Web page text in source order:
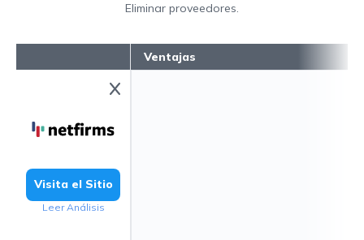
Eliminar proveedores.
Visita el Sitio
Leer Análisis
Ventajas